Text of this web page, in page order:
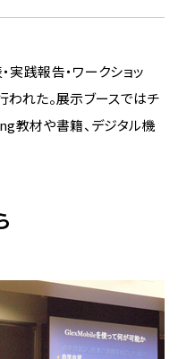
践報告・ワークショッ
われた。展示ブースではチ
教材や書籍、デジタル機